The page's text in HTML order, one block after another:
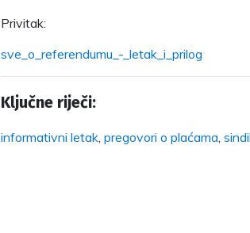
Privitak:
sve_o_referendumu_-_letak_i_prilog
Ključne riječi:
informativni letak, pregovori o plaćama,